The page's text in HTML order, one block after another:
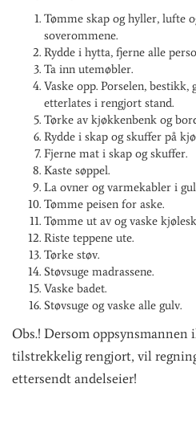
Tømme skap og hyller, lufte
soverommene.
Rydde i hytta, fjerne alle
Ta inn utemøbler.
Vaske opp. Porselen,
etterlates i rengjort stand.
Tørke av kjøkkenbenk og
Rydde i skap og skuffer på
Fjerne mat i skap og skuffer.
Kaste søppel.
La ovner og varmekabler i
Tømme peisen for aske.
Tømme ut av og vaske
Riste teppene ute.
Tørke støv.
Støvsuge madrassene.
Vaske badet.
Støvsuge og vaske alle gulv.
Obs.! Dersom
tilstrekkelig rengjort, vil
ettersendt andelseier!